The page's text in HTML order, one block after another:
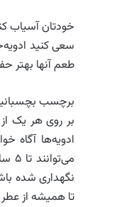
خودتان آسیاب
سعی کنید
طعم آنها بهتر
برچسب
بر روی هر یک
ادویه‌ها آگاه
تا همیشه از عطر